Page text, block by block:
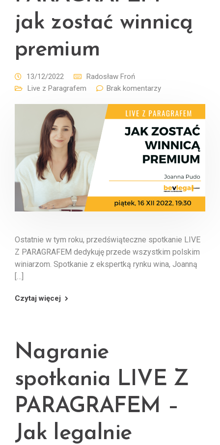
jak zostać winnicą
premium
13/12/2022
Radosław Froń
Live z Paragrafem
Brak komentarzy
Ostatnie w tym roku, przedświąteczne spotkanie LIVE
Z PARAGRAFEM dedykuję przede wszystkim polskim
winiarzom. Spotkanie z ekspertką rynku wina, Joanną
Czytaj więcej
Nagranie
spotkania LIVE Z
PARAGRAFEM –
Jak legalnie